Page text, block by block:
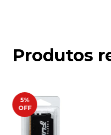
Produtos
5%
OFF